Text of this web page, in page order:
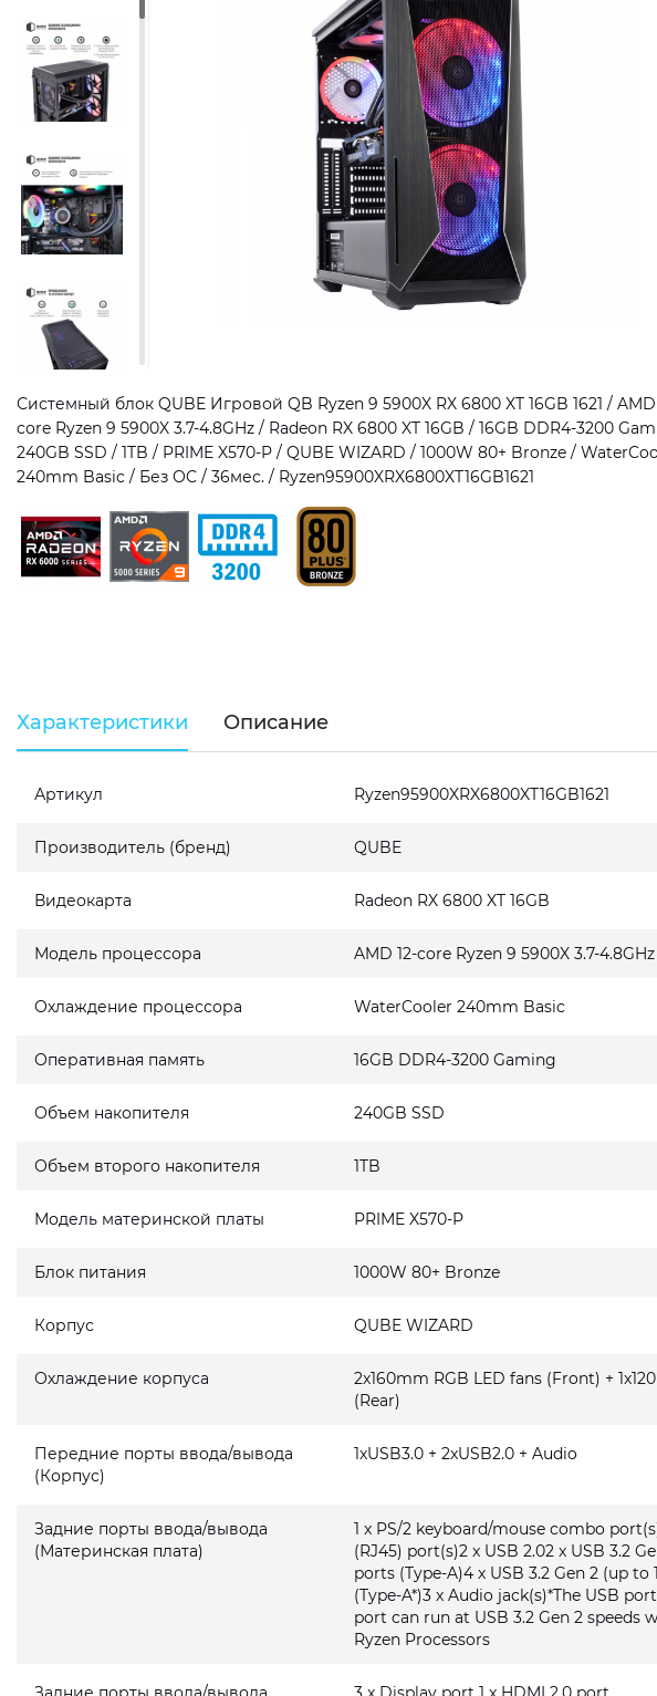
Системный блок QUBE Игровой QB Ryzen 9 5900X RX 6800 XT 16GB 1621 / AMD
core Ryzen 9 5900X 3.7-4.8GHz / Radeon RX 6800 XT 16GB / 16GB DDR4-3200
240GB SSD / 1TB / PRIME X570-P / QUBE WIZARD / 1000W 80+ Bronze /
240mm Basic / Без ОС / 36мес. / Ryzen95900XRX6800XT16GB1621
Характеристики Описание
Артикул Ryzen95900XRX6800XT16GB1621
Производитель (бренд) QUBE
Видеокарта Radeon RX 6800 XT 16GB
Модель процессора AMD 12-core Ryzen 9 5900X 3.7-4.8GHz
Охлаждение процессора WaterCooler 240mm Basic
Оперативная память 16GB DDR4-3200 Gaming
Объем накопителя 240GB SSD
Объем второго накопителя 1TB
Модель материнской платы PRIME X570-P
Блок питания 1000W 80+ Bronze
Корпус QUBE WIZARD
Охлаждение корпуса
2x160mm RGB LED fans (Front) +
(Rear)
Передние порты ввода/вывода
(Корпус)
1xUSB3.0 + 2xUSB2.0 + Audio
Задние порты ввода/вывода
(Материнская плата)
1 x PS/2 keyboard/mouse combo
(RJ45) port(s)2 x USB 2.02 x USB 3.2
ports (Type-A)4 x USB 3.2 Gen 2 (up to
(Type-A*)3 x Audio jack(s)*The USB
port can run at USB 3.2 Gen 2 speeds
Ryzen Processors